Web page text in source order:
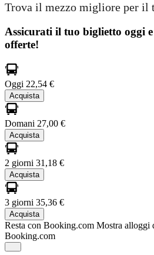
Trova il mezzo migliore per il
Assicurati il ​​tuo biglietto oggi
offerte!
Oggi 22,54 €
Acquista
Domani 27,00 €
Acquista
2 giorni 31,18 €
Acquista
3 giorni 35,36 €
Acquista
Resta con Booking.com Mostra alloggi
Booking.com